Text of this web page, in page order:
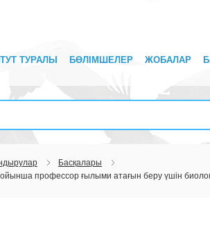
ТУРАЛЫ БӨЛІМШЕЛЕР ЖОБАЛАР
Басқалары
профессор ғылыми атағын беру үшін